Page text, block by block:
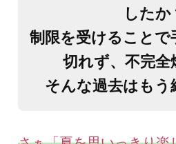
したか
制限を受けることで
切れず、不完
そんな過去はもう